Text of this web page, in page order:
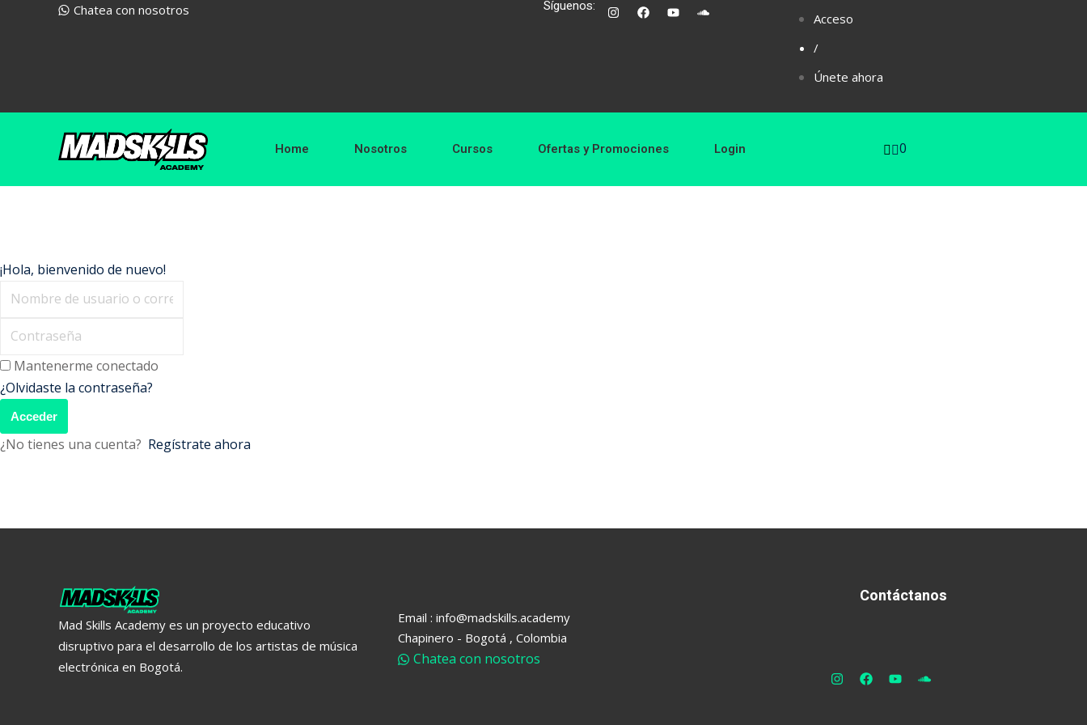
Chatea con nosotros Síguenos:
Acceso
/
Únete ahora
Home Nosotros Cursos Ofertas y Promociones Login 0
¡Hola, bienvenido de nuevo!
Mantenerme conectado
¿Olvidaste la contraseña?
Acceder
¿No tienes una cuenta? Regístrate ahora
Mad Skills Academy es un proyecto educativo
disruptivo para el desarrollo de los artistas de música
electrónica en Bogotá.
Contáctanos
Email : info@madskills.academy
Chapinero - Bogotá , Colombia
Chatea con nosotros
Sign up